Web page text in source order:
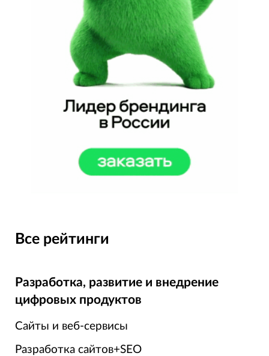
Все рейтинги
Разработка, развитие и внедрение
цифровых продуктов
Сайты и веб-сервисы
Разработка сайтов+SEO